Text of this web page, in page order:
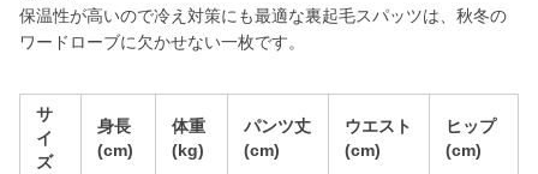
保温性が高いので冷え対策にも最適な裏起毛スパッツは、秋冬の
ワードローブに欠かせない一枚です。
サ
イ
ズ
身長
(cm)
体重
(kg)
パンツ丈
(cm)
ウエスト
(cm)
ヒップ
(cm)